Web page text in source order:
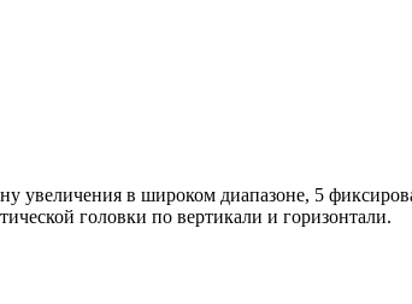
увеличения в широком диапазоне, 5
головки по вертикали и горизонтали.